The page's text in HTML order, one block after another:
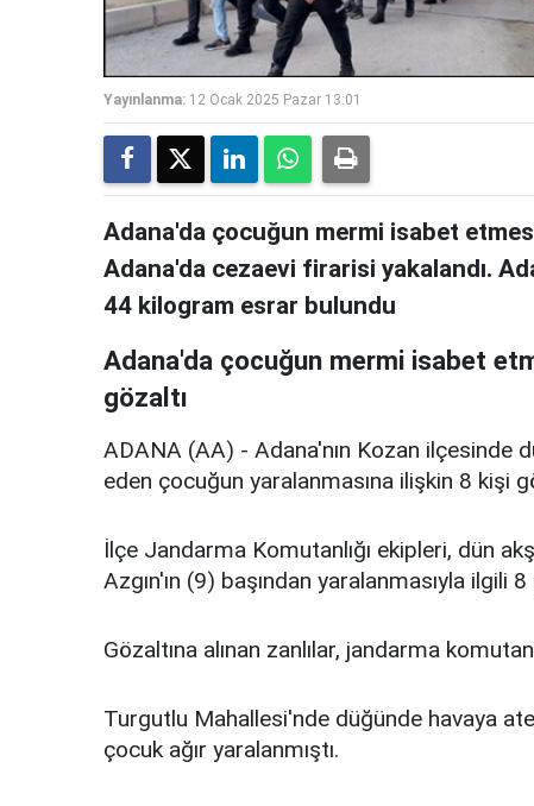
Yayınlanma: 12 Ocak 2025 Pazar 13:01
Adana'da çocuğun mermi isabet
Adana'da cezaevi firarisi yakalandı.
44 kilogram esrar bulundu
Adana'da çocuğun mermi isabet
gözaltı
ADANA (AA) - Adana'nın Kozan ilçesinde
eden çocuğun yaralanmasına ilişkin 8 kişi
İlçe Jandarma Komutanlığı ekipleri, dün
Azgın'ın (9) başından yaralanmasıyla ilgili
Gözaltına alınan zanlılar, jandarma
Turgutlu Mahallesi'nde düğünde havaya
çocuk ağır yaralanmıştı.